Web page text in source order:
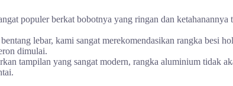
populer berkat bobotnya yang ringan dan
lebar, kami sangat merekomendasikan rangka besi
dimulai.
tampilan yang sangat modern, rangka aluminium tidak